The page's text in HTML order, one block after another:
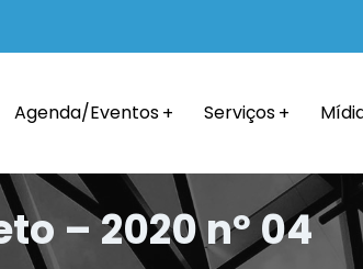
Agenda/Eventos Serviços
– 2020 nº 04